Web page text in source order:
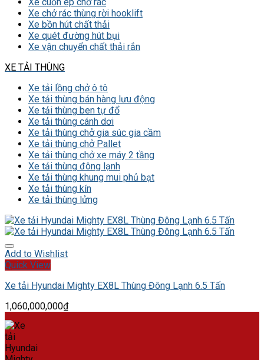
Xe chở rác thùng rời hooklift
Xe bồn hút chất thải
Xe quét đường hút bụi
Xe vận chuyển chất thải rắn
XE TẢI THÙNG
Xe tải lồng chở ô tô
Xe tải thùng bán hàng lưu động
Xe tải thùng ben tự đổ
Xe tải thùng cánh dơi
Xe tải thùng chở gia súc gia cầm
Xe tải thùng chở Pallet
Xe tải thùng chở xe máy 2 tầng
Xe tải thùng đông lạnh
Xe tải thùng khung mui phủ bạt
Xe tải thùng kín
Xe tải thùng lửng
Add to Wishlist
Quick View
Xe tải Hyundai Mighty EX8L Thùng Đông Lạnh 6.5 Tấn
1,060,000,000₫